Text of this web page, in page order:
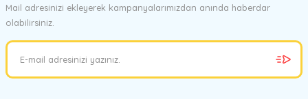
Ürün resmi kalitesiz, bozuk veya görüntülenemiyor.
Ürün bilgilerinde hatalar bulunuyor.
Mail adresinizi ekleyerek kampanyalarımızdan anında haberdar
olabilirsiniz.